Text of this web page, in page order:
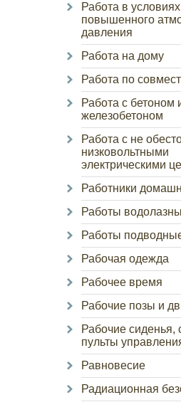
Работа в условиях
повышенного
давления
Работа на дому
Работа по
Работа с бетоном
железобетоном
Работа с не
низковольтными
электрическими
Работники
Работы
Работы
Рабочая одежда
Рабочее время
Рабочие позы и
Рабочие сиденья,
пульты
Равновесие
Радиационная